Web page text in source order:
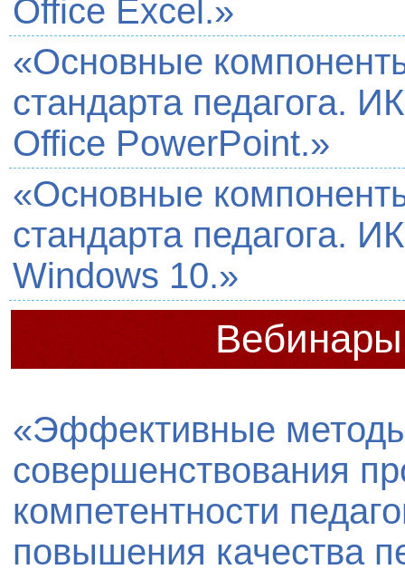
Office Excel.»
«Основные
стандарта педагога.
Office PowerPoint.»
«Основные
стандарта педагога.
Windows 10.»
Вебинары
«Эффективные
совершенствования
компетентности
повышения качества